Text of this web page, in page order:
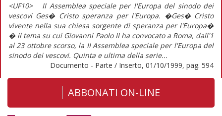
<UF10> II Assemblea speciale per l'Europa del sinodo dei
vescovi Ges� Cristo speranza per l'Europa. �Ges� Cristo
vivente nella sua chiesa sorgente di speranza per l'Europa�
� il tema su cui Giovanni Paolo II ha convocato a Roma, dall'1
al 23 ottobre scorso, la II Assemblea speciale per l'Europa del
sinodo dei vescovi. Quinta e ultima della serie...
Documento - Parte / Inserto, 01/10/1999, pag. 594
ABBONATI ON-LINE